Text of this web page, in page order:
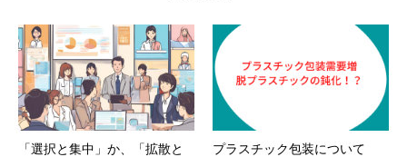
「選択と集中」か、「拡散と
プラスチック包装について